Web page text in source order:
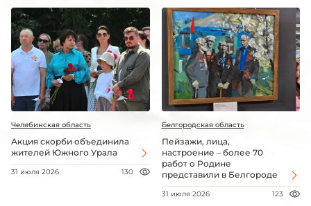
Челябинская область
Акция скорби объединила
жителей Южного Урала
31 июля 2026 130
Белгородская область
Пейзажи, лица,
настроение – более 70
работ о Родине
представили в Белгороде
31 июля 2026 123